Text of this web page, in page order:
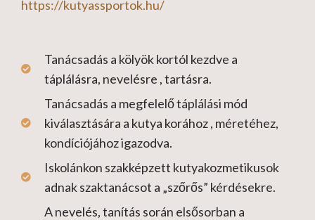
https://kutyassportok.hu/
Tanácsadás a kölyök kortól kezdve a
táplálásra, nevelésre , tartásra.
Tanácsadás a megfelelő táplálási mód
kiválasztására a kutya korához , méretéhez,
kondíciójához igazodva.
Iskolánkon szakképzett kutyakozmetikusok
adnak szaktanácsot a „szőrős” kérdésekre.
A nevelés, tanítás során elsősorban a